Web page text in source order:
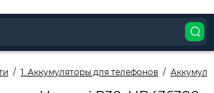
1. Аккумуляторы для телефонов